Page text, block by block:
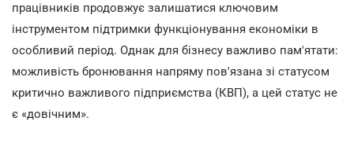
працівників продовжує залишатися ключовим
інструментом підтримки функціонування економіки в
особливий період. Однак для бізнесу важливо пам'ятати:
можливість бронювання напряму пов'язана зі статусом
критично важливого підприємства (КВП), а цей статус не
є «довічним».